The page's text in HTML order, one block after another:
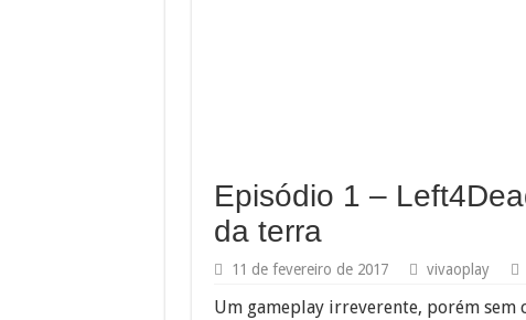
Episódio 1 –
da terra
11 de fevereiro de 2017 vivaoplay
Um gameplay irreverente, porém sem